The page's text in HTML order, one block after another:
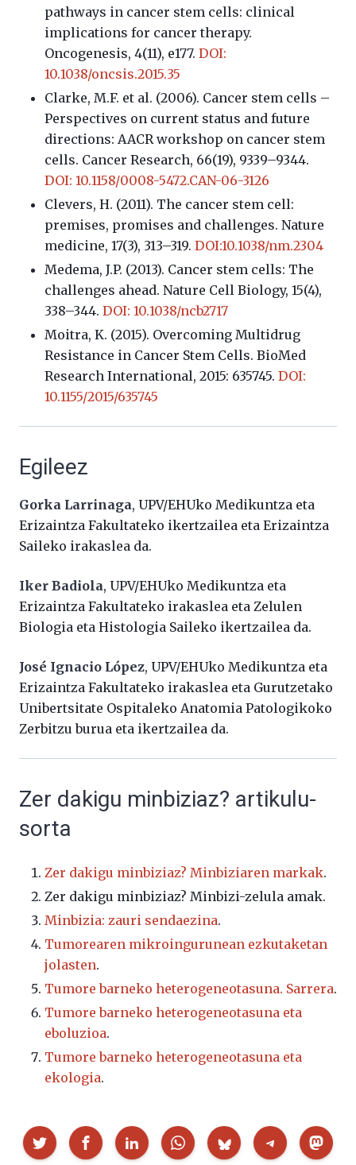
pathways in cancer stem cells: clinical
implications for cancer therapy.
Oncogenesis, 4(11), e177. DOI:
10.1038/oncsis.2015.35
Clarke, M.F. et al. (2006). Cancer stem cells –
Perspectives on current status and future
directions: AACR workshop on cancer stem
cells. Cancer Research, 66(19), 9339–9344.
DOI: 10.1158/0008-5472.CAN-06-3126
Clevers, H. (2011). The cancer stem cell:
premises, promises and challenges. Nature
medicine, 17(3), 313–319. DOI:10.1038/nm.2304
Medema, J.P. (2013). Cancer stem cells: The
challenges ahead. Nature Cell Biology, 15(4),
338–344. DOI: 10.1038/ncb2717
Moitra, K. (2015). Overcoming Multidrug
Resistance in Cancer Stem Cells. BioMed
Research International, 2015: 635745. DOI:
10.1155/2015/635745
Egileez
Gorka Larrinaga, UPV/EHUko Medikuntza eta
Erizaintza Fakultateko ikertzailea eta Erizaintza
Saileko irakaslea da.
Iker Badiola, UPV/EHUko Medikuntza eta
Erizaintza Fakultateko irakaslea eta Zelulen
Biologia eta Histologia Saileko ikertzailea da.
José Ignacio López, UPV/EHUko Medikuntza eta
Erizaintza Fakultateko irakaslea eta Gurutzetako
Unibertsitate Ospitaleko Anatomia Patologikoko
Zerbitzu burua eta ikertzailea da.
Zer dakigu minbiziaz? artikulu-
sorta
Zer dakigu minbiziaz? Minbiziaren markak.
Zer dakigu minbiziaz? Minbizi-zelula amak.
Minbizia: zauri sendaezina.
Tumorearen mikroingurunean ezkutaketan
jolasten.
Tumore barneko heterogeneotasuna. Sarrera.
Tumore barneko heterogeneotasuna eta
eboluzioa.
Tumore barneko heterogeneotasuna eta
ekologia.
Partekatu